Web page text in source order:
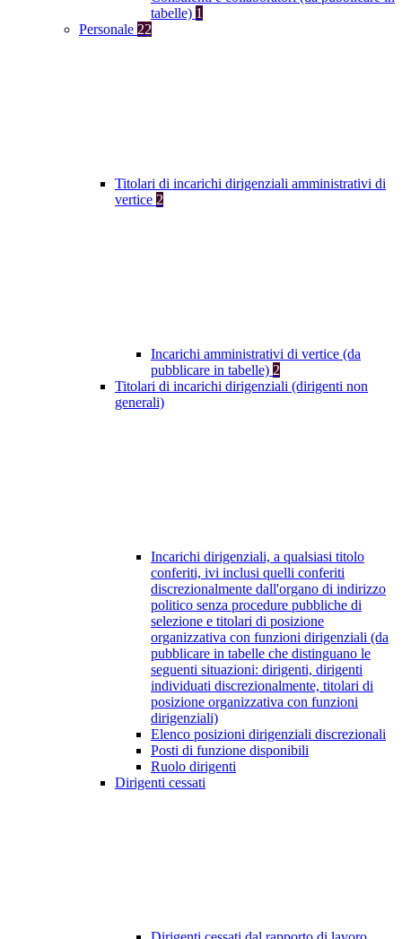
tabelle) 1
Personale 22
Titolari di incarichi dirigenziali amministrativi di
vertice 2
Incarichi amministrativi di vertice (da
pubblicare in tabelle) 2
Titolari di incarichi dirigenziali (dirigenti non
generali)
Incarichi dirigenziali, a qualsiasi titolo
conferiti, ivi inclusi quelli conferiti
discrezionalmente dall'organo di indirizzo
politico senza procedure pubbliche di
selezione e titolari di posizione
organizzativa con funzioni dirigenziali (da
pubblicare in tabelle che distinguano le
seguenti situazioni: dirigenti, dirigenti
individuati discrezionalmente, titolari di
posizione organizzativa con funzioni
dirigenziali)
Elenco posizioni dirigenziali discrezionali
Posti di funzione disponibili
Ruolo dirigenti
Dirigenti cessati